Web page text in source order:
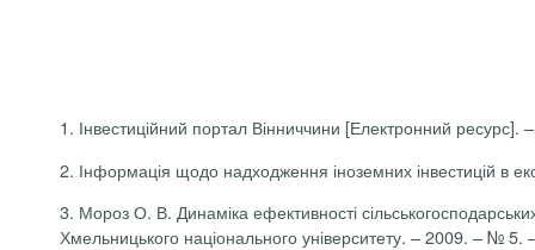
1. Інвестиційний портал Вінниччини [Електронний
2. Інформація щодо надходження іноземних інвестицій в
3. Мороз О. В. Динаміка ефективності
Хмельницького національного університету. – 2009. – № 5.